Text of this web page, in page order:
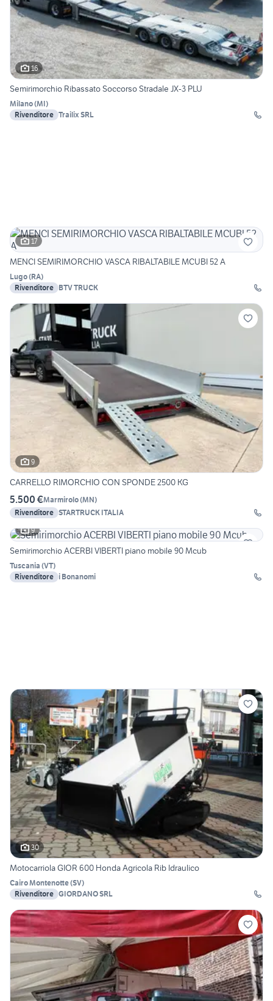
16
Semirimorchio Ribassato Soccorso Stradale JX-3 PLU
Milano(MI)
Rivenditore Trailix SRL
17
MENCI SEMIRIMORCHIO VASCA RIBALTABILE MCUBI 52 A
Lugo(RA)
Rivenditore BTV TRUCK
9
CARRELLO RIMORCHIO CON SPONDE 2500 KG
5.500 €Marmirolo(MN)
Rivenditore STARTRUCK ITALIA
9
Semirimorchio ACERBI VIBERTI piano mobile 90 Mcub
Tuscania (VT)
Rivenditore i Bonanomi
30
Motocarriola GIOR 600 Honda Agricola Rib Idraulico
Cairo Montenotte(SV)
Rivenditore GIORDANO SRL